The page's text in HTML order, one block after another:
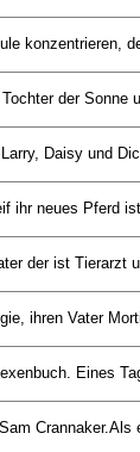
konzentrieren,
der Sonne
Daisy und
ihr neues Pferd
der ist Tierarzt
ihren Vater
Eines
Crannaker.Als